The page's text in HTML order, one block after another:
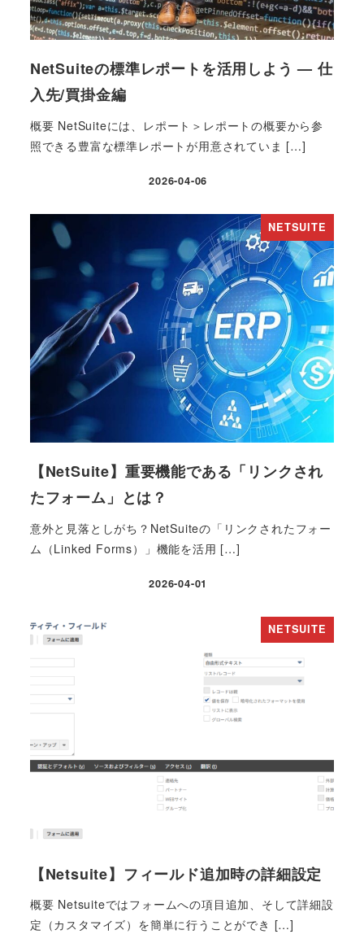
NetSuiteの標準レポートを活用しよう — 仕
入先/買掛金編
概要 NetSuiteには、レポート＞レポートの概要から参
照できる豊富な標準レポートが用意されていま […]
投稿日
2026-04-06
NETSUITE
【NetSuite】重要機能である「リンクされ
たフォーム」とは？
意外と見落としがち？NetSuiteの「リンクされたフォー
ム（Linked Forms）」機能を活用 […]
投稿日
2026-04-01
NETSUITE
【Netsuite】フィールド追加時の詳細設定
概要 Netsuiteではフォームへの項目追加、そして詳細設
定（カスタマイズ）を簡単に行うことができ […]